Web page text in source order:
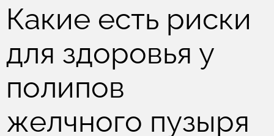
Какие есть риски
для здоровья у
полипов
желчного пузыря